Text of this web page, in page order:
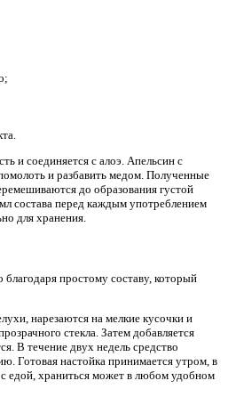
и соединяется с алоэ. Апельсин с
и разбавить медом. Полученные
до образования густой
состава перед каждым употреблением
для хранения.
благодаря простому составу, который
нарезаются на мелкие кусочки и
стекла. Затем добавляется
В течение двух недель средство
Готовая настойка принимается утром, в
едой, храниться может в любом удобном